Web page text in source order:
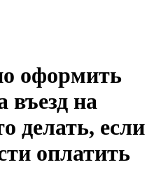
оформить
въезд на
делать, если
оплатить